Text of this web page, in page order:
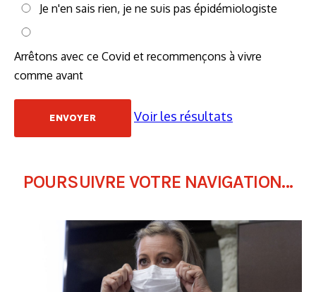
Je n'en sais rien, je ne suis pas épidémiologiste
Arrêtons avec ce Covid et recommençons à vivre
comme avant
Voir les résultats
POURSUIVRE VOTRE NAVIGATION...